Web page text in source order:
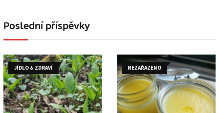
Poslední příspěvky
JÍDLO & ZDRAVÍ NEZAŘAZENO